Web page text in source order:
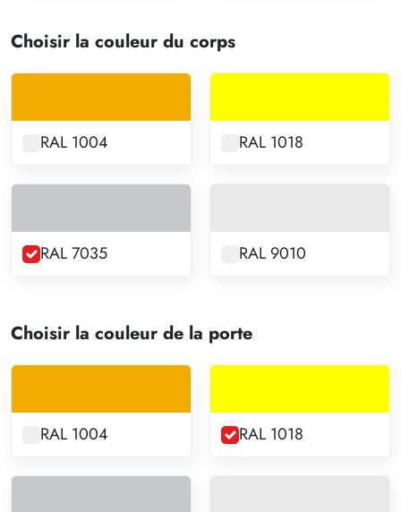
Choisir la couleur du corps
RAL 1004 RAL 1018
RAL 7035 RAL 9010
Choisir la couleur de la porte
RAL 1004 RAL 1018